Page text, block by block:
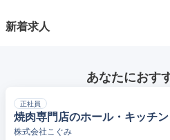
新着求人
あなたにおす
正社員
焼肉専門店のホール・キッチン
株式会社こぐみ